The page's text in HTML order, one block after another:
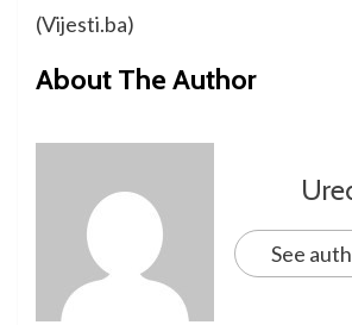
(Vijesti.ba)
About The Author
See